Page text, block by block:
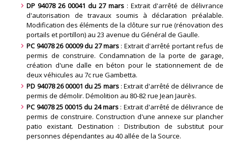
DP 94078 26 00041 du 27 mars : Extrait d'arrêté de délivrance
d'autorisation de travaux soumis à déclaration préalable.
Modification des éléments de la clôture sur rue (rénovation des
portails et portillon) au 23 avenue du Général de Gaulle.
PC 94078 26 00009 du 27 mars : Extrait d'arrêté portant refus de
permis de construire. Condamnation de la porte de garage,
création d'une dalle en béton pour le stationnement de de
deux véhicules au 7c rue Gambetta.
PD 94078 26 00001 du 25 mars : Extrait d'arrêté de délivrance de
permis de démolir. Démolition au 80-82 rue Jean Jaurès.
PC 94078 25 00015 du 24 mars : Extrait d'arrêté de délivrance de
permis de construire. Construction d'une annexe sur plancher
patio existant. Destination : Distribution de substitut pour
personnes dépendantes au 40 allée de la Source.